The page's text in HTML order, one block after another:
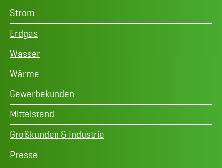
Strom
Erdgas
Wasser
Wärme
Gewerbekunden
Mittelstand
Großkunden & Industrie
Presse